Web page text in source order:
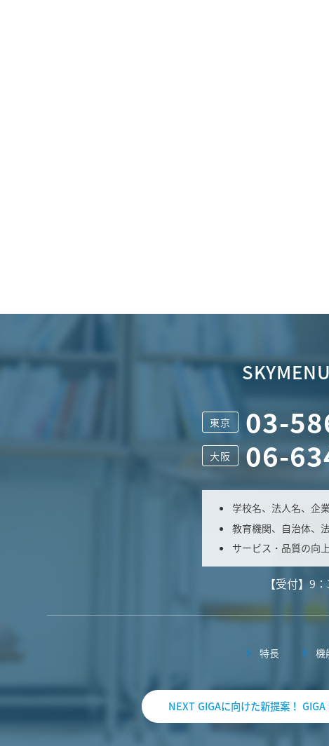
東京 03-
大阪 06-
学校名、法人名、企
教育機関、自治体、
サービス・品質の向
【受付】9
特長 機
NEXT GIGAに向けた新提案！